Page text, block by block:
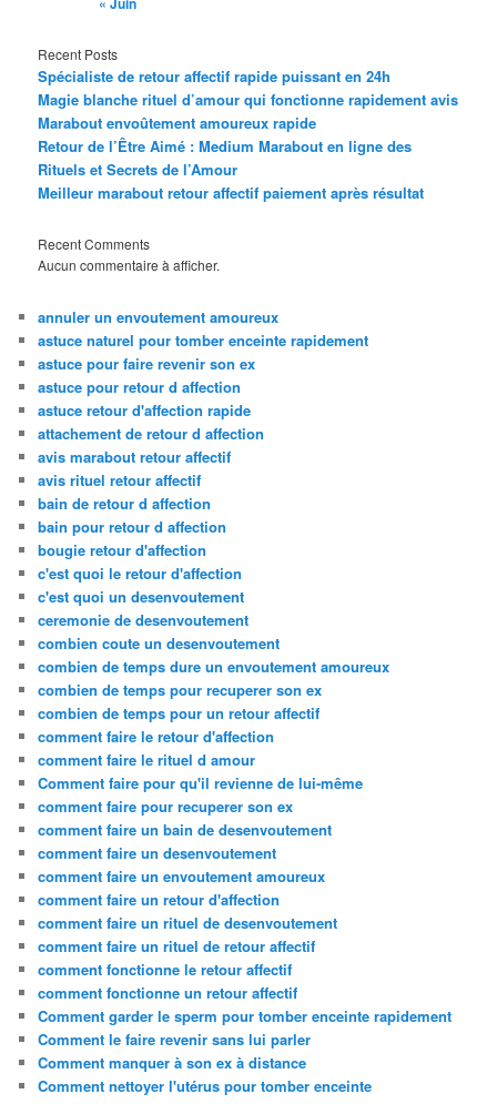
Recent Posts
Spécialiste de retour affectif rapide puissant en 24h
Magie blanche rituel d’amour qui fonctionne rapidement avis
Marabout envoûtement amoureux rapide
Retour de l’Être Aimé : Medium Marabout en ligne des
Rituels et Secrets de l’Amour
Meilleur marabout retour affectif paiement après résultat
Recent Comments
Aucun commentaire à afficher.
annuler un envoutement amoureux
astuce naturel pour tomber enceinte rapidement
astuce pour faire revenir son ex
astuce pour retour d affection
astuce retour d'affection rapide
attachement de retour d affection
avis marabout retour affectif
avis rituel retour affectif
bain de retour d affection
bain pour retour d affection
bougie retour d'affection
c'est quoi le retour d'affection
c'est quoi un desenvoutement
ceremonie de desenvoutement
combien coute un desenvoutement
combien de temps dure un envoutement amoureux
combien de temps pour recuperer son ex
combien de temps pour un retour affectif
comment faire le retour d'affection
comment faire le rituel d amour
Comment faire pour qu'il revienne de lui-même
comment faire pour recuperer son ex
comment faire un bain de desenvoutement
comment faire un desenvoutement
comment faire un envoutement amoureux
comment faire un retour d'affection
comment faire un rituel de desenvoutement
comment faire un rituel de retour affectif
comment fonctionne le retour affectif
comment fonctionne un retour affectif
Comment garder le sperm pour tomber enceinte rapidement
Comment le faire revenir sans lui parler
Comment manquer à son ex à distance
Comment nettoyer l'utérus pour tomber enceinte